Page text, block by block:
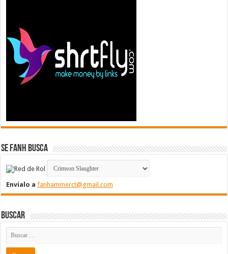
Se FanH Busca
Envíalo afanhammerct@gmail.com
Buscar